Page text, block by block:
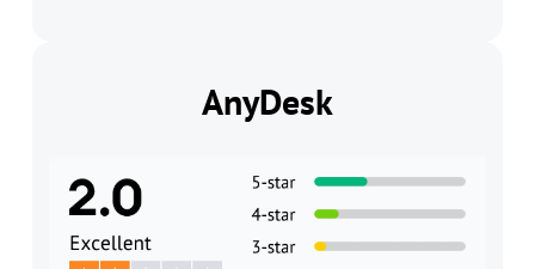
AnyDesk